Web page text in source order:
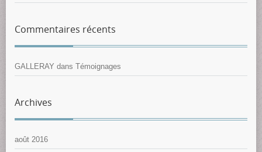
Commentaires récents
GALLERAY dans Témoignages
Archives
août 2016